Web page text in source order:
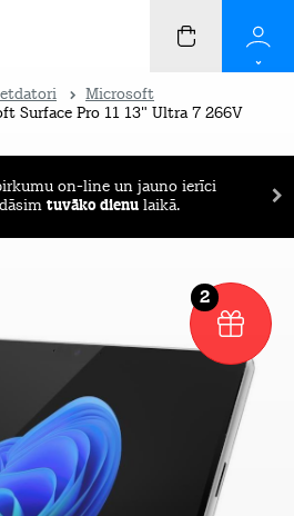
Microsoft
Surface Pro 11 13" Ultra 7 266V
on-line un jauno ierīci
tuvāko dienu laikā.
2